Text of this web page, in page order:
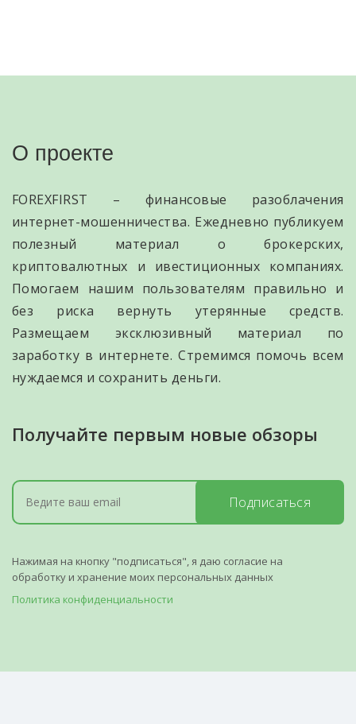
О проекте
FOREXFIRST – финансовые разоблачения
интернет-мошенничества. Ежедневно публикуем
полезный материал о брокерских,
криптовалютных и ивестиционных компаниях.
Помогаем нашим пользователям правильно и
без риска вернуть утерянные средств.
Размещаем эксклюзивный материал по
заработку в интернете. Стремимся помочь всем
нуждаемся и сохранить деньги.
Получайте первым новые обзоры
Подписаться
Нажимая на кнопку "подписаться", я даю согласие на
обработку и хранение моих персональных данных
Политика конфиденциальности